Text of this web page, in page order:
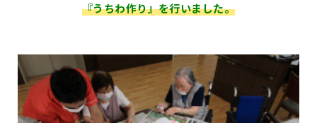
『うちわ作り』を行いました。